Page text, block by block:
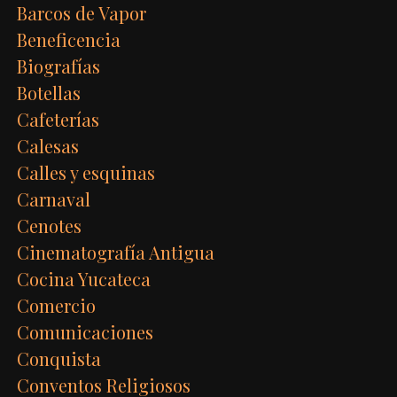
Barcos de Vapor
Beneficencia
Biografías
Botellas
Cafeterías
Calesas
Calles y esquinas
Carnaval
Cenotes
Cinematografía Antigua
Cocina Yucateca
Comercio
Comunicaciones
Conquista
Conventos Religiosos